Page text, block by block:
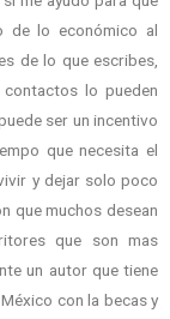
de lo económico al
de lo que escribes,
lo pueden
ser un incentivo
que necesita el
y dejar solo poco
que muchos desean
que son mas
un autor que tiene
con la becas y